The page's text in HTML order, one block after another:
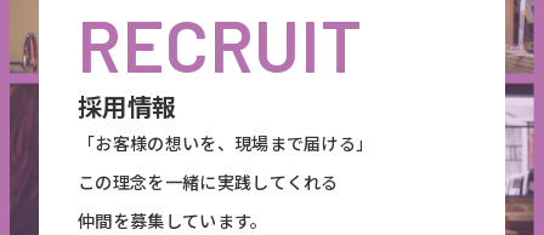
RECRUIT
採用情報
「お客様の想いを、現場まで届ける」
この理念を一緒に実践してくれる
仲間を募集しています。